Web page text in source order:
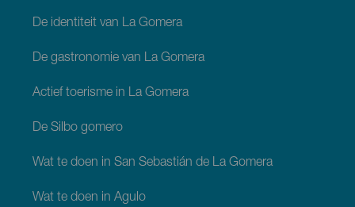
De identiteit van La Gomera
De gastronomie van La Gomera
Actief toerisme in La Gomera
De Silbo gomero
Wat te doen in San Sebastián de La Gomera
Wat te doen in Agulo